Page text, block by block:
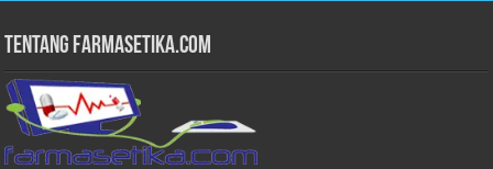
Tentang Farmasetika.com